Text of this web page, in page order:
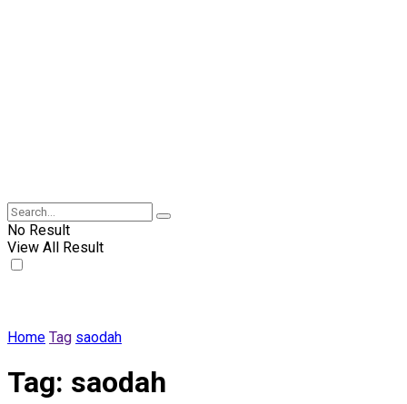
No Result
View All Result
Home Tag saodah
Tag: saodah